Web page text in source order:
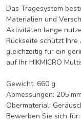
Das Tragesystem
Materialien und
Aktivitäten lange
Rückseite schützt
gleichzeitig für ein
auf Ihr HIKMICRO
Gewicht: 660 g
Abmessungen: 205
Obermaterial:
Bewerben Sie sich für: